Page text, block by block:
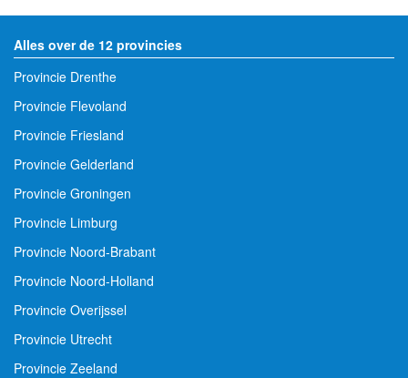
Alles over de 12 provincies
Provincie Drenthe
Provincie Flevoland
Provincie Friesland
Provincie Gelderland
Provincie Groningen
Provincie Limburg
Provincie Noord-Brabant
Provincie Noord-Holland
Provincie Overijssel
Provincie Utrecht
Provincie Zeeland